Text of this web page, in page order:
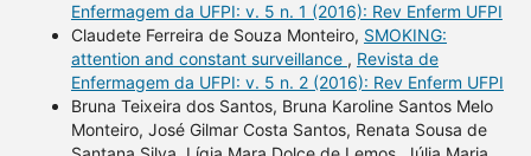
Enfermagem da UFPI: v. 5 n. 1 (2016): Rev Enferm UFPI
Claudete Ferreira de Souza Monteiro, SMOKING:
attention and constant surveillance , Revista de
Enfermagem da UFPI: v. 5 n. 2 (2016): Rev Enferm UFPI
Bruna Teixeira dos Santos, Bruna Karoline Santos Melo
Monteiro, José Gilmar Costa Santos, Renata Sousa de